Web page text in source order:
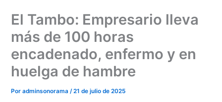
contenido
El Tambo: Empresario lleva
más de 100 horas
encadenado, enfermo y en
huelga de hambre
Poradminsonorama/21 de julio de 2025